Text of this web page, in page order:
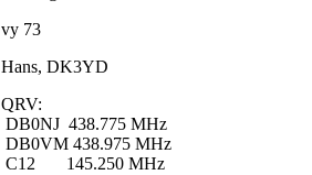
vy 73
Hans, DK3YD
QRV:
DB0NJ 438.775 MHz
DB0VM 438.975 MHz
C12 145.250 MHz